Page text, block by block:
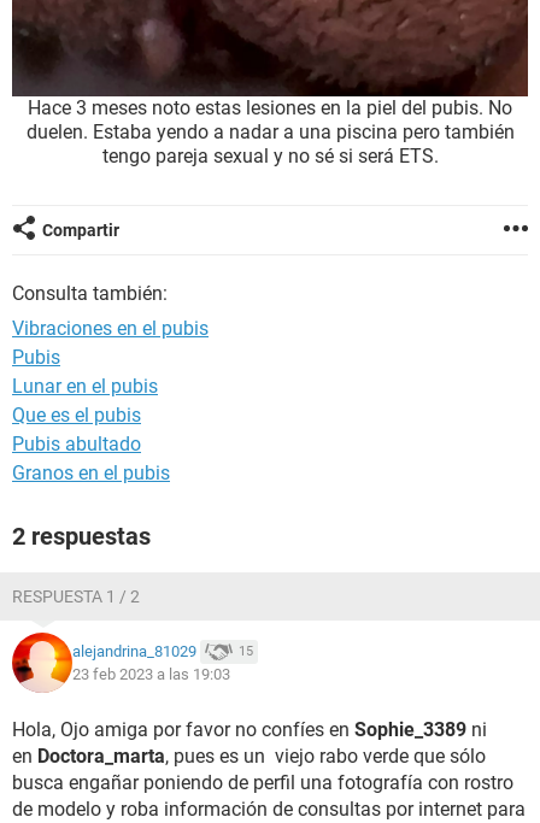
Hace 3 meses noto estas lesiones en la piel del pubis. No
duelen. Estaba yendo a nadar a una piscina pero también
tengo pareja sexual y no sé si será ETS.
Compartir
Consulta también:
Vibraciones en el pubis
Pubis
Lunar en el pubis
Que es el pubis
Pubis abultado
Granos en el pubis
2 respuestas
RESPUESTA 1 / 2
alejandrina_81029 15
23 feb 2023 a las 19:03
Hola, Ojo amiga por favor no confíes en Sophie_3389 ni
en Doctora_marta, pues es un viejo rabo verde que sólo
busca engañar poniendo de perfil una fotografía con rostro
de modelo y roba información de consultas por internet para